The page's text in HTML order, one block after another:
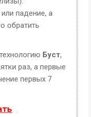
падение, а
обратить
Буст,
раз, а первые
первых 7